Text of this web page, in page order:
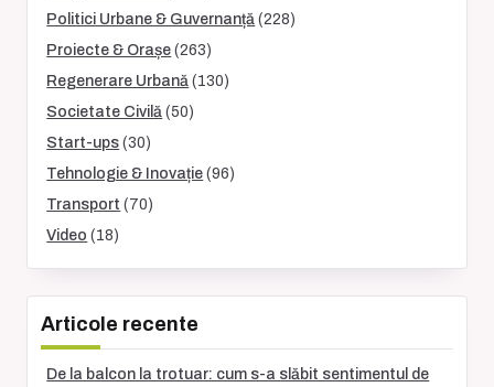
Politici Urbane & Guvernanță (228)
Proiecte & Orașe (263)
Regenerare Urbană (130)
Societate Civilă (50)
Start-ups (30)
Tehnologie & Inovație (96)
Transport (70)
Video (18)
Articole recente
De la balcon la trotuar: cum s-a slăbit sentimentul de